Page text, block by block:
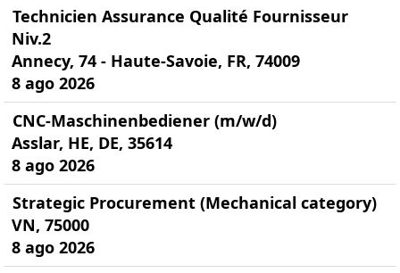
Technicien Assurance Qualité Fournisseur
Niv.2
Annecy, 74 - Haute-Savoie, FR, 74009
8 ago 2026
CNC-Maschinenbediener (m/w/d)
Asslar, HE, DE, 35614
8 ago 2026
Strategic Procurement (Mechanical category)
VN, 75000
8 ago 2026